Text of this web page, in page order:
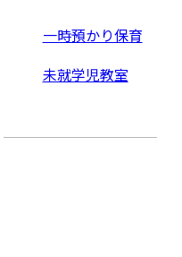
一時預かり保育
未就学児教室